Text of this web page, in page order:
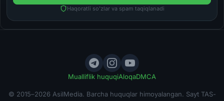
Haqoratli so'zlar va spam taqiqlanadi
Mualliflik huquqiAloqaDMCA
© 2015–2026 AsilMedia. Barcha huquqlar himoyalangan. Sayt TAS-